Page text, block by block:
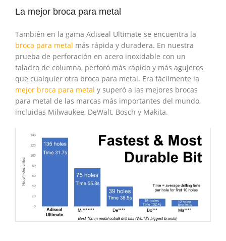
La mejor broca para metal
También en la gama Adiseal Ultimate se encuentra la
broca para metal más rápida y duradera. En nuestra
prueba de perforación en acero inoxidable con un
taladro de columna, perforó más rápido y más agujeros
que cualquier otra broca para metal. Era fácilmente la
mejor broca para metal y superó a las mejores brocas
para metal de las marcas más importantes del mundo,
incluidas Milwaukee, DeWalt, Bosch y Makita.